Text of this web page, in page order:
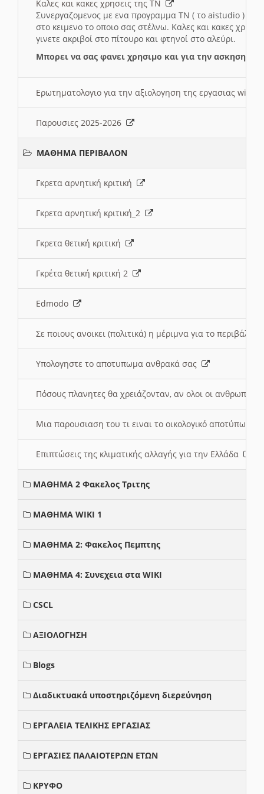
Καλες και κακες χρησεις της ΤΝ
Συνεργαζομενος με ενα προγραμμα ΤΝ ( το aistudio ) και
στο κειμενο το οποιο σας στέλνω. Καλες και κακες
γινετε ακριβοί στο πίτουρο και φτηνοί στο αλεύρι.
Μπορει να σας φανει χρησιμο και για την ασκηση
Ερωτηματολογιο για την αξιολογηση της εργασιας wiki
Παρουσιες 2025-2026
ΜΑΘΗΜΑ ΠΕΡΙΒΑΛΟΝ
Γκρετα αρνητική κριτική
Γκρετα αρνητική κριτική_2
Γκρετα θετική κριτική
Γκρέτα θετική κριτική 2
Edmodo
Σε ποιους ανοικει (πολιτικά) η μέριμνα για το
Υπολογηστε το αποτυπωμα ανθρακά σας
Πόσους πλανητες θα χρειάζονταν, αν ολοι οι ανθρωποι
Μια παρουσιαση του τι ειναι το οικολογικό αποτύπωμα
Επιπτώσεις της κλιματικής αλλαγής για την Ελλάδα
ΜΑΘΗΜΑ 2 Φακελος Τριτης
ΜΑΘΗΜΑ WIKI 1
ΜΑΘΗΜΑ 2: Φακελος Πεμπτης
ΜΑΘΗΜΑ 4: Συνεχεια στα WIKI
CSCL
ΑΞΙΟΛΟΓΗΣΗ
Blogs
Διαδικτυακά υποστηριζόμενη διερεύνηση
ΕΡΓΑΛΕΙΑ ΤΕΛΙΚΗΣ ΕΡΓΑΣΙΑΣ
ΕΡΓΑΣΙΕΣ ΠΑΛΑΙΟΤΕΡΩΝ ΕΤΩΝ
ΚΡΥΦΟ